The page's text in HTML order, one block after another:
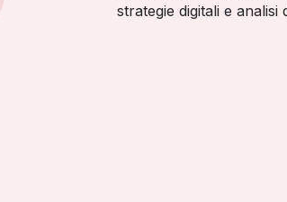
strategie digitali e analisi